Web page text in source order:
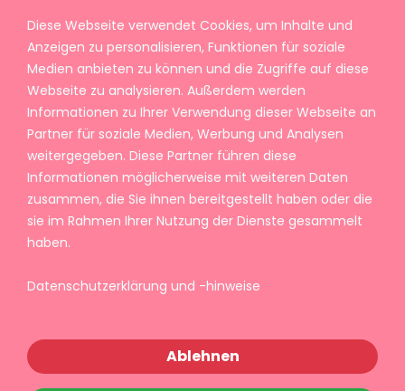
Diese Webseite verwendet Cookies, um Inhalte und
Anzeigen zu personalisieren, Funktionen für soziale
Medien anbieten zu können und die Zugriffe auf diese
Webseite zu analysieren. Außerdem werden
Informationen zu Ihrer Verwendung dieser Webseite an
Partner für soziale Medien, Werbung und Analysen
weitergegeben. Diese Partner führen diese
Informationen möglicherweise mit weiteren Daten
zusammen, die Sie ihnen bereitgestellt haben oder die
sie im Rahmen Ihrer Nutzung der Dienste gesammelt
haben.
Datenschutzerklärung und -hinweise
Ablehnen